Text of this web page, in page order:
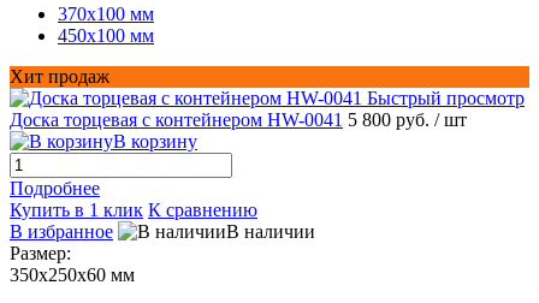
370х100 мм
450х100 мм
Хит продаж
Быстрый просмотр
Доска торцевая с контейнером HW-0041 5 800 руб. / шт
В корзину
Подробнее
Купить в 1 клик К сравнению
В избранное
В наличии
Размер:
350х250х60 мм